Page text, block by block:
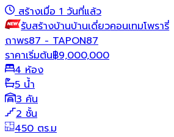
สร้างเมื่อ 1 วันที่แล้ว
รับสร้างบ้านบ้านเดี่ยวคอนเทมโพรารี่
ถาพร87 - TAPON87
ราคาเริ่มต้น฿9,000,000
4 ห้อง
5 น้ำ
3 คัน
2 ชั้น
450 ตร.ม